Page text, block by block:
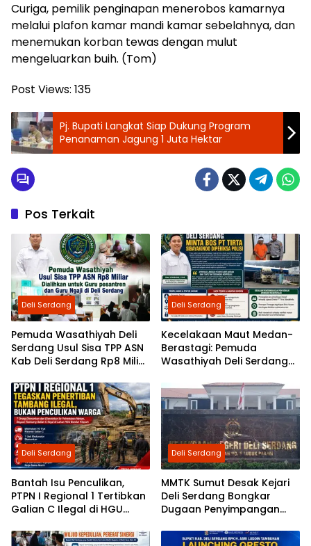
Curiga, pemilik penginapan menerobos kamarnya
melalui plafon kamar mandi kamar sebelahnya, dan
menemukan korban tewas dengan mulut
mengeluarkan buih. (Tom)
Post Views: 135
Pj. Bupati Langkat Siap Dukung Program
Penanaman Jagung 1 Juta Hektar
Pos Terkait
Deli Serdang
Pemuda Wasathiyah Deli
Serdang Usul Sisa TPP ASN
Kab Deli Serdang Rp8 Miliar
Pesantren dan Guru Ngaji
Deli Serdang
Kecelakaan Maut Medan-
Berastagi: Pemuda
Wasathiyah Deli Serdang
PT Tirta Sibayakindo
Deli Serdang
Bantah Isu Penculikan,
PTPN I Regional 1 Tertibkan
Galian C Ilegal di HGU
Deli Serdang
MMTK Sumut Desak Kejari
Deli Serdang Bongkar
Dugaan Penyimpangan
Percut Rp2,5 Miliar, Peran